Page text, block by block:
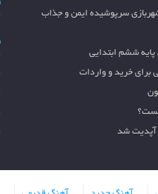
سرپوشیده ایمن و جذاب
ششم ابتدایی
برای خرید و واردات
آپدیت شد